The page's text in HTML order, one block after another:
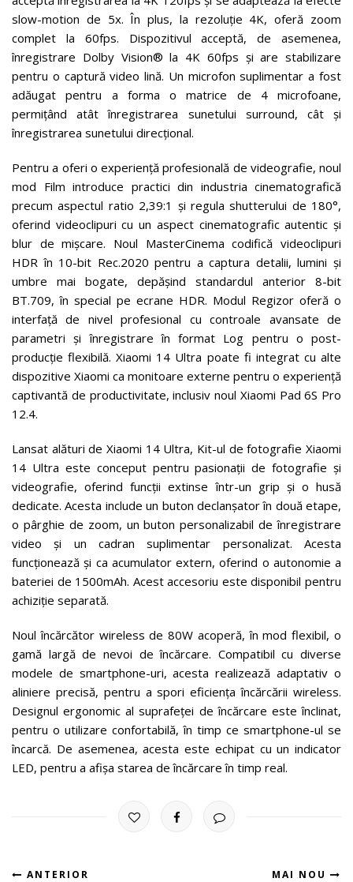
slow-motion de 5x. În plus, la rezoluție 4K, oferă zoom
complet la 60fps. Dispozitivul acceptă, de asemenea,
înregistrare Dolby Vision®️ la 4K 60fps și are stabilizare
pentru o captură video lină. Un microfon suplimentar a fost
adăugat pentru a forma o matrice de 4 microfoane,
permițând atât înregistrarea sunetului surround, cât și
înregistrarea sunetului direcțional.
Pentru a oferi o experiență profesională de videografie, noul
mod Film introduce practici din industria cinematografică
precum aspectul ratio 2,39:1 și regula shutterului de 180°,
oferind videoclipuri cu un aspect cinematografic autentic și
blur de mișcare. Noul MasterCinema codifică videoclipuri
HDR în 10-bit Rec.2020 pentru a captura detalii, lumini și
umbre mai bogate, depășind standardul anterior 8-bit
BT.709, în special pe ecrane HDR. Modul Regizor oferă o
interfață de nivel profesional cu controale avansate de
parametri și înregistrare în format Log pentru o post-
producție flexibilă. Xiaomi 14 Ultra poate fi integrat cu alte
dispozitive Xiaomi ca monitoare externe pentru o experiență
captivantă de productivitate, inclusiv noul Xiaomi Pad 6S Pro
12.4.
Lansat alături de Xiaomi 14 Ultra, Kit-ul de fotografie Xiaomi
14 Ultra este conceput pentru pasionații de fotografie și
videografie, oferind funcții extinse într-un grip și o husă
dedicate. Acesta include un buton declanșator în două etape,
o pârghie de zoom, un buton personalizabil de înregistrare
video și un cadran suplimentar personalizat. Acesta
funcționează și ca acumulator extern, oferind o autonomie a
bateriei de 1500mAh. Acest accesoriu este disponibil pentru
achiziție separată.
Noul încărcător wireless de 80W acoperă, în mod flexibil, o
gamă largă de nevoi de încărcare. Compatibil cu diverse
modele de smartphone-uri, acesta realizează adaptativ o
aliniere precisă, pentru a spori eficiența încărcării wireless.
Designul ergonomic al suprafeței de încărcare este înclinat,
pentru o utilizare confortabilă, în timp ce smartphone-ul se
încarcă. De asemenea, acesta este echipat cu un indicator
LED, pentru a afișa starea de încărcare în timp real.
ANTERIOR MAI NOU